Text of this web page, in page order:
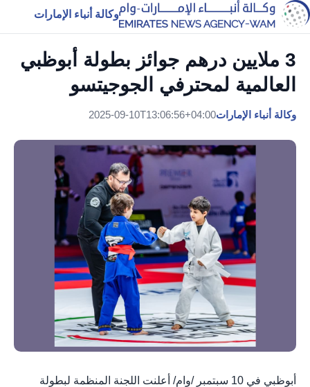
وكالة أنباء الإمارات
3 ملايين درهم جوائز بطولة أبوظبي
العالمية لمحترفي الجوجيتسو
وكالة أنباء الإمارات2025-09-10T13:06:56+04:00
أبوظبي في 10 سبتمبر /وام/ أعلنت اللجنة المنظمة لبطولة